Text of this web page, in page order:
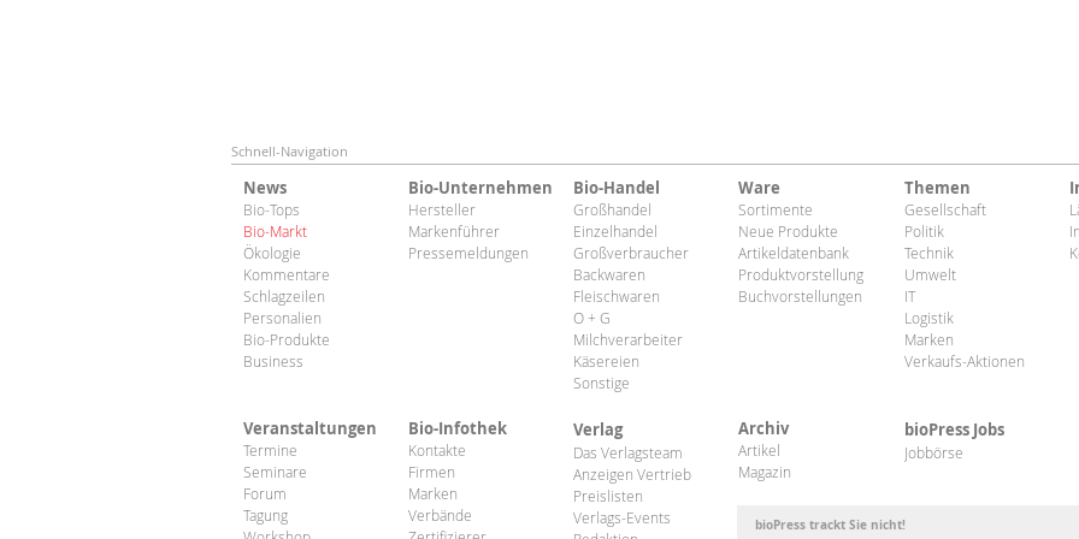
Schnell-Navigation
News
Bio-Tops
Bio-Markt
Ökologie
Kommentare
Schlagzeilen
Personalien
Bio-Produkte
Business
Bio-Unternehmen
Hersteller
Markenführer
Pressemeldungen
Bio-Handel
Großhandel
Einzelhandel
Großverbraucher
Backwaren
Fleischwaren
O + G
Milchverarbeiter
Käsereien
Sonstige
Ware
Sortimente
Neue Produkte
Artikeldatenbank
Produktvorstellung
Buchvorstellungen
Themen
Gesellschaft
Politik
Technik
Umwelt
IT
Logistik
Marken
Verkaufs-Aktionen
Veranstaltungen
Termine
Seminare
Forum
Tagung
Bio-Infothek
Kontakte
Firmen
Marken
Verbände
Verlag
Das Verlagsteam
Anzeigen Vertrieb
Preislisten
Verlags-Events
Archiv
Artikel
Magazin
bioPress Jobs
Jobbörse
bioPress trackt Sie nicht!